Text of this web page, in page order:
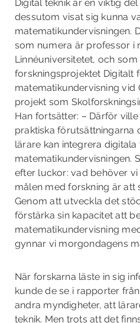
Digital teknik är en viktig
dessutom visat sig kunna
matematikundervisningen.
som numera är professor i
Linnéuniversitetet, och
forskningsprojektet Digitalt
matematikundervisning vid
projekt som
Han fortsätter: – Därför
praktiska förutsättningarna
lärare kan integrera
matematikundervisningen.
efter luckor: vad behöver
målen med forskning är att
Genom att utveckla det
förstärka sin kapacitet att
matematikundervisning
gynnar vi morgondagens
När forskarna läste in sig
kunde de se i rapporter
andra myndigheter, att
teknik. Men trots att det